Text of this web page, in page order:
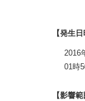
【発生日
2016
01時
【影響範